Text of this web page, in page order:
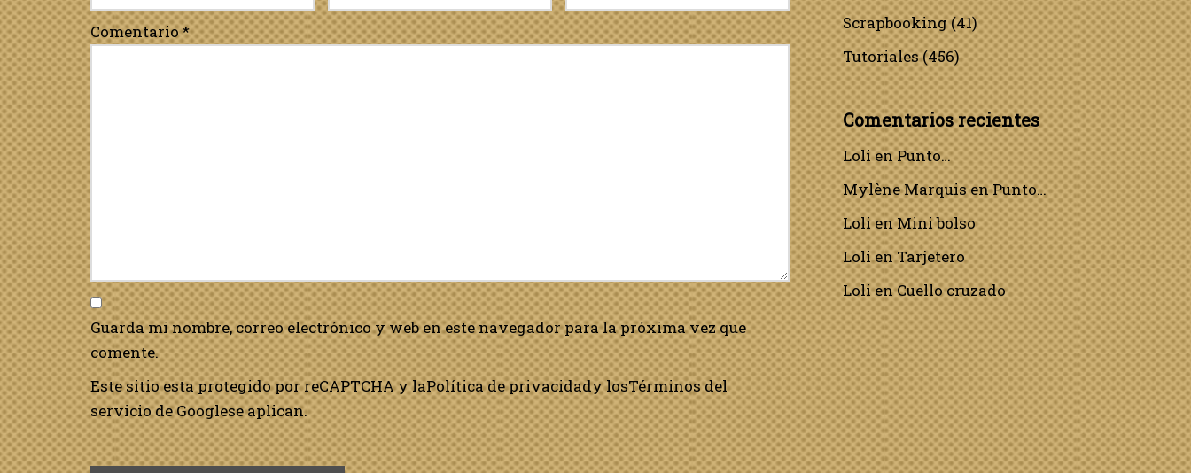
Comentario*
Guarda mi nombre, correo electrónico y web en este navegador para la próxima vez que
comente.
Este sitio esta protegido por reCAPTCHA y laPolítica de privacidady losTérminos del
servicio de Googlese aplican.
Scrapbooking(41)
Tutoriales(456)
Comentarios recientes
LolienPunto…
Mylène MarquisenPunto…
LolienMini bolso
LolienTarjetero
LolienCuello cruzado